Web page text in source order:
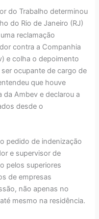
do Trabalho determinou
do Rio de Janeiro (RJ)
reclamação
contra a Companhia
e colha o depoimento
ocupante de cargo de
que houve
Ambev e declarou a
desde o
pedido de indenização
e supervisor de
pelos superiores
de empresas
não apenas no
mesmo na residência.